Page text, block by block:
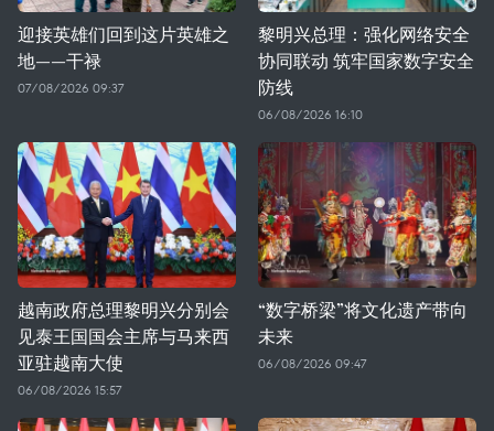
迎接英雄们回到这片英雄之
地——干禄
07/08/2026 09:37
黎明兴总理：强化网络安全
协同联动 筑牢国家数字安全
防线
06/08/2026 16:10
越南政府总理黎明兴分别会
见泰王国国会主席与马来西
亚驻越南大使
06/08/2026 15:57
“数字桥梁”将文化遗产带向
未来
06/08/2026 09:47